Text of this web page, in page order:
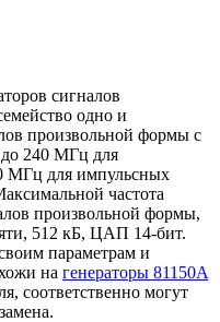
сигналов
одно и
произвольной формы с
240 МГц для
МГц для импульсных
частота
произвольной формы,
512 кБ, ЦАП 14-бит.
параметрам и
на генераторы 81150A
соответственно могут